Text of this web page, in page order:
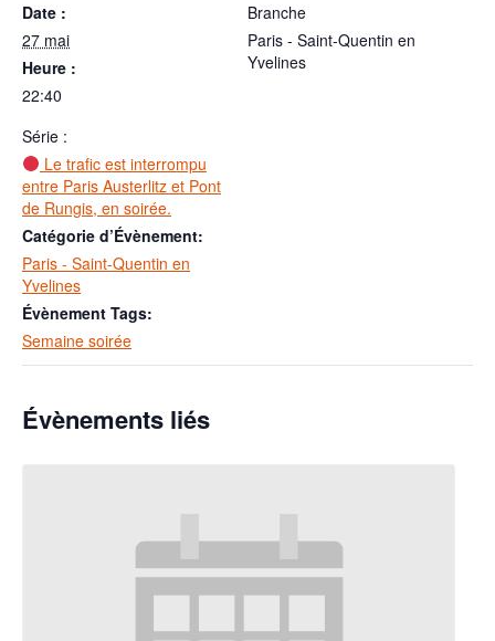
Date :
27 mai
Heure :
22:40
Série :
Le trafic est interrompu
entre Paris Austerlitz et Pont
de Rungis, en soirée.
Catégorie d’Évènement:
Paris - Saint-Quentin en
Yvelines
Évènement Tags:
Semaine soirée
Branche
Paris - Saint-Quentin en
Yvelines
Évènements liés